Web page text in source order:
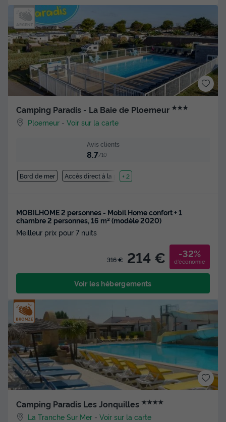
Camping Paradis - La Baie de Ploemeur ★★★
Ploemeur -Voir sur la carte
Avis clients
8.7/10
Bord de mer Accès direct à la plage
+ 2
MOBILHOME 2 personnes - Mobil Home confort + 1
chambre 2 personnes, 16 m² (modèle 2020)
Meilleur prix pour 7 nuits
316 € 214 € -32%
d'économie
Voir les hébergements
Camping Paradis Les Jonquilles ★★★★
La Tranche Sur Mer -Voir sur la carte